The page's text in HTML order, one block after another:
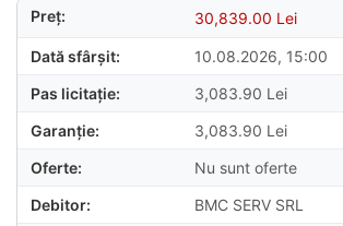
Preț: 30,839.00 Lei
Dată sfârșit:
10.08.2026, 15:00
Pas licitație:
3,083.90 Lei
Garanție:
3,083.90 Lei
Oferte:
Nu sunt oferte
Debitor:
BMC SERV SRL